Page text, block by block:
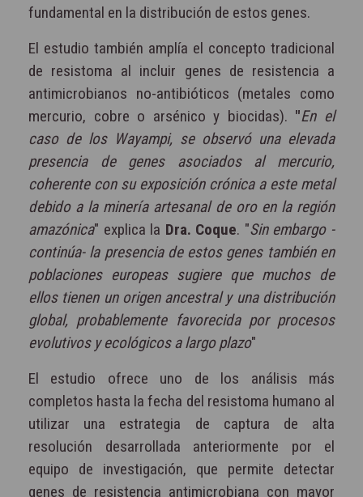
fundamental en la distribución de estos genes.
El estudio también amplía el concepto tradicional
de resistoma al incluir genes de resistencia a
antimicrobianos no-antibióticos (metales como
mercurio, cobre o arsénico y biocidas). "En el
caso de los Wayampi, se observó una elevada
presencia de genes asociados al mercurio,
coherente con su exposición crónica a este metal
debido a la minería artesanal de oro en la región
amazónica" explica la Dra. Coque. "Sin embargo -
continúa- la presencia de estos genes también en
poblaciones europeas sugiere que muchos de
ellos tienen un origen ancestral y una distribución
global, probablemente favorecida por procesos
evolutivos y ecológicos a largo plazo"
El estudio ofrece uno de los análisis más
completos hasta la fecha del resistoma humano al
utilizar una estrategia de captura de alta
resolución desarrollada anteriormente por el
equipo de investigación, que permite detectar
genes de resistencia antimicrobiana con mayor